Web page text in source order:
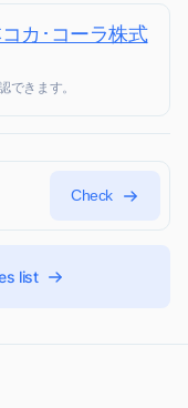
カ･コーラ株式
できます。
Check
list